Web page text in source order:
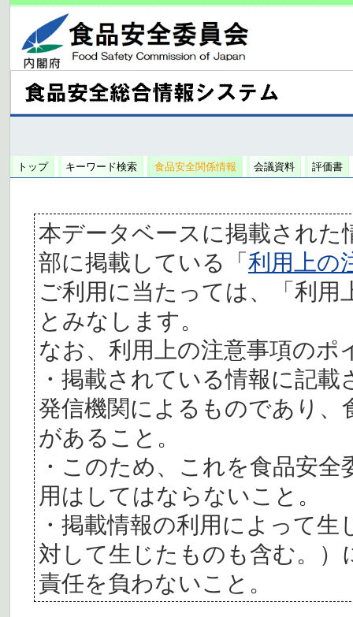
トップ キーワード検索 食品安全関係情報 会議資料 評価書
本データベースに掲載された
部に掲載している「利用上の
ご利用に当たっては、「利
とみなします。
なお、利用上の注意事項の
・掲載されている情報に記
発信機関によるものであり、
があること。
・このため、これを食品安
用はしてはならないこと。
・掲載情報の利用によって
対して生じたものも含む。
責任を負わないこと。